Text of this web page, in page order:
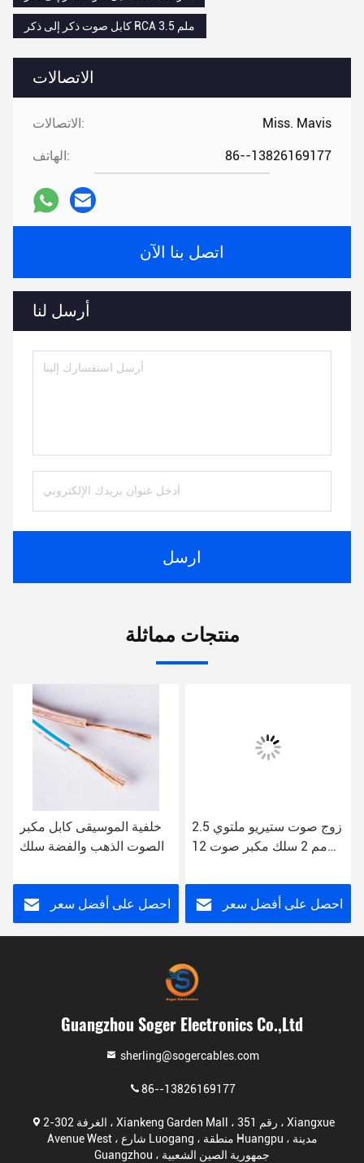
الاتصالات
الاتصالات: Miss. Mavis
الهاتف: 86--13826169177
اتصل بنا الآن
أرسل لنا
ارسل
كابل صوت ذكر إلى ذكر RCA 3.5 ملم
منتجات مماثلة
خلفية الموسيقى كابل مكبر
الصوت الذهب والفضة سلك
احصل على أفضل سعر
زوج صوت ستيريو ملتوي 2.5
مم 2 سلك مكبر صوت 12
Cable
احصل على أفضل سعر
Guangzhou Soger Electronics Co.,Ltd
sherling@sogercables.com
86--13826169177
الغرفة 302-2 ، Xiankeng Garden Mall ، رقم 351 ، Xiangxue
Avenue West ، شارع Luogang ، منطقة Huangpu ، مدينة
Guangzhou ، جمهورية الصين الشعبية